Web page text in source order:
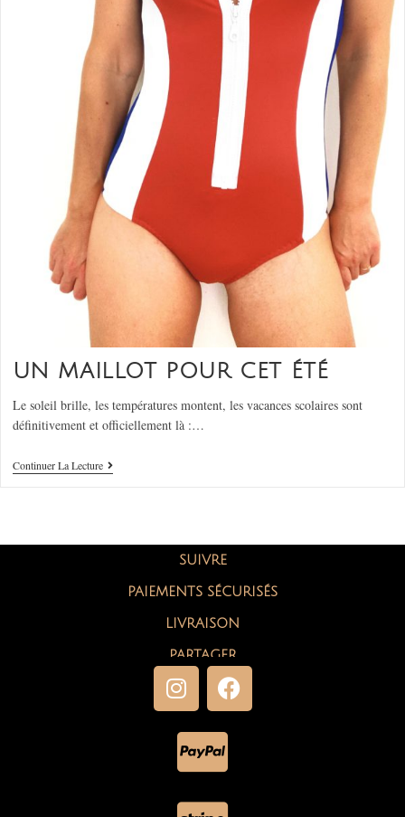
UN MAILLOT POUR CET ÉTÉ
Le soleil brille, les températures montent, les vacances scolaires sont
définitivement et officiellement là :…
Continuer La Lecture
SUIVRE
PAIEMENTS SÉCURISÉS
LIVRAISON
PARTAGER